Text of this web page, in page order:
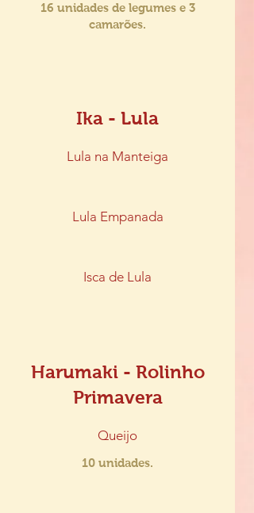
16 unidades de legumes e 3
camarões.
Ika - Lula
Lula na Manteiga
Lula Empanada
Isca de Lula
Harumaki - Rolinho
Primavera
Queijo
10 unidades.